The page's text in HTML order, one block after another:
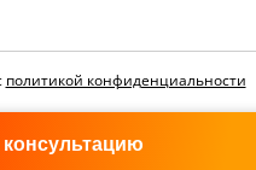
политикой конфиденциальности
консультацию